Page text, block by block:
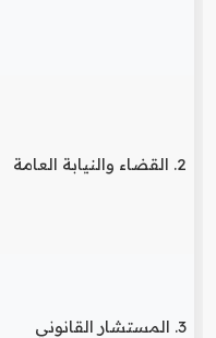
2. القضاء والنيابة العامة
3. المستشار القانوني